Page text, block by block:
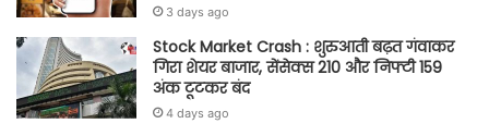
3 days ago
Stock Market Crash : शुरुआती बढ़त गंवाकर
गिरा शेयर बाजार, सेंसेक्स 210 और निफ्टी 159
अंक टूटकर बंद
4 days ago